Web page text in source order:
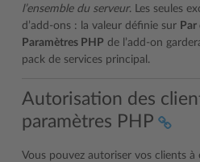
l’ensemble du serveur. Les seules
d’add-ons : la valeur définie sur
Paramètres PHP de l’add-on
pack de services principal.
Autorisation des
paramètres PHP
Vous pouvez autoriser vos clients à